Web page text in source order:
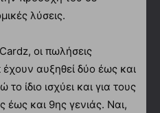
λύσεις.
οι πωλήσεις
αυξηθεί δύο έως και
ίδιο ισχύει και για τους
έως και 9ης γενιάς. Ναι,